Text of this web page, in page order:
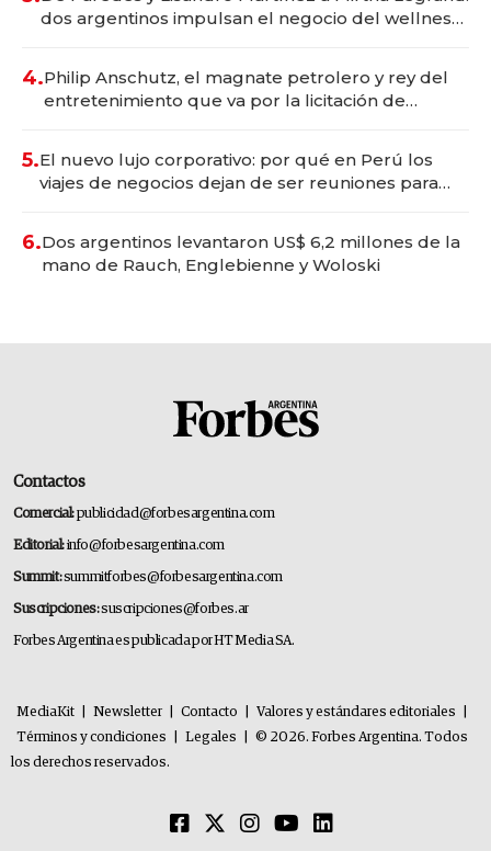
dos argentinos impulsan el negocio del wellness
4.Philip Anschutz, el magnate petrolero y rey del
entretenimiento que va por la licitación de
5.El nuevo lujo corporativo: por qué en Perú los
viajes de negocios dejan de ser reuniones para
6.Dos argentinos levantaron US$ 6,2 millones de la
mano de Rauch, Englebienne y Woloski
Contactos
Comercial:publicidad@forbesargentina.com
Editorial:info@forbesargentina.com
Summit:summitforbes@forbesargentina.com
Suscripciones:suscripciones@forbes.ar
Forbes Argentina es publicada por HT Media SA.
MediaKit Newsletter Contacto Valores y estándares editoriales
Términos y condiciones
Legales
© 2026. Forbes Argentina. Todos
los derechos reservados.